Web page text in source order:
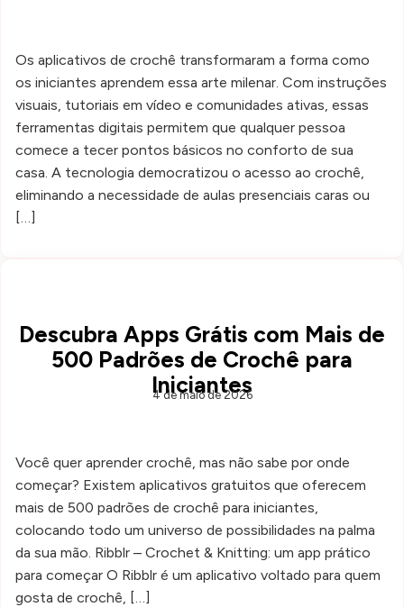
Os aplicativos de crochê transformaram a forma como
os iniciantes aprendem essa arte milenar. Com instruções
visuais, tutoriais em vídeo e comunidades ativas, essas
ferramentas digitais permitem que qualquer pessoa
comece a tecer pontos básicos no conforto de sua
casa. A tecnologia democratizou o acesso ao crochê,
eliminando a necessidade de aulas presenciais caras ou
[…]
Descubra Apps Grátis com Mais de
500 Padrões de Crochê para
Iniciantes
4 de maio de 2026
Você quer aprender crochê, mas não sabe por onde
começar? Existem aplicativos gratuitos que oferecem
mais de 500 padrões de crochê para iniciantes,
colocando todo um universo de possibilidades na palma
da sua mão. Ribblr – Crochet & Knitting: um app prático
para começar O Ribblr é um aplicativo voltado para quem
gosta de crochê, […]